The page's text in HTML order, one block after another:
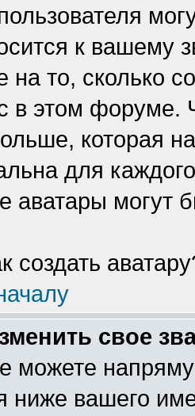
к вашему
на то, сколько
в этом форуме.
которая
для
аватары могут
создать
свое
можете
ниже вашего